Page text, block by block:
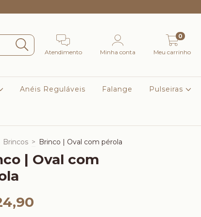
Atendimento Minha conta Meu carrinho
0
Anéis Reguláveis Falange Pulseiras
Brincos > Brinco | Oval com pérola
| Oval com